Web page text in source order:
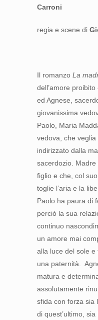
Carroni
regia e scene di
Il romanzo La
dell’amore
ed Agnese,
giovanissima
Paolo, Maria
vedova, che veglia
indirizzato dalla
sacerdozio.
figlio e che, col
toglie l’aria e la
Paolo ha paura di
perciò la sua
continuo
un amore mai
alla luce del sole
una paternità.
matura e
assolutamente
sfida con forza sia
di quest’ultimo,